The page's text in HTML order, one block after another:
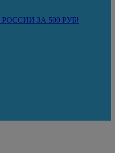
ЗА 500 РУБ!